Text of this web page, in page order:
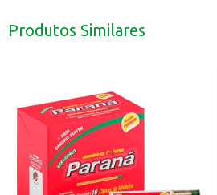
Produtos Similares